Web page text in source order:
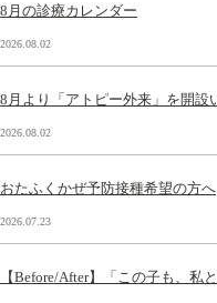
8月の診療カレンダー
2026.08.02
8月より「アトピー外来」を開設
2026.08.02
おたふくかぜ予防接種希望の方へ
2026.07.23
【Before/After】「この子も、私